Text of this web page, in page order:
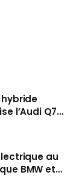
hybride
l’Audi Q7
au
BMW et